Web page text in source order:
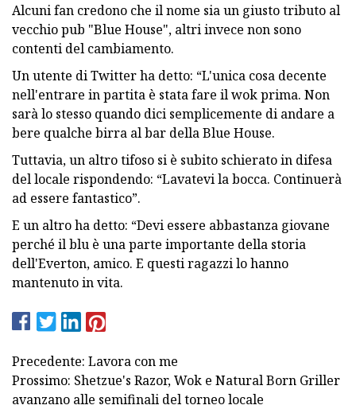
Alcuni fan credono che il nome sia un giusto tributo al
vecchio pub "Blue House", altri invece non sono
contenti del cambiamento.
Un utente di Twitter ha detto: “L'unica cosa decente
nell'entrare in partita è stata fare il wok prima. Non
sarà lo stesso quando dici semplicemente di andare a
bere qualche birra al bar della Blue House.
Tuttavia, un altro tifoso si è subito schierato in difesa
del locale rispondendo: “Lavatevi la bocca. Continuerà
ad essere fantastico”.
E un altro ha detto: “Devi essere abbastanza giovane
perché il blu è una parte importante della storia
dell'Everton, amico. E questi ragazzi lo hanno
mantenuto in vita.
Precedente: Lavora con me
Prossimo: Shetzue's Razor, Wok e Natural Born Griller
avanzano alle semifinali del torneo locale